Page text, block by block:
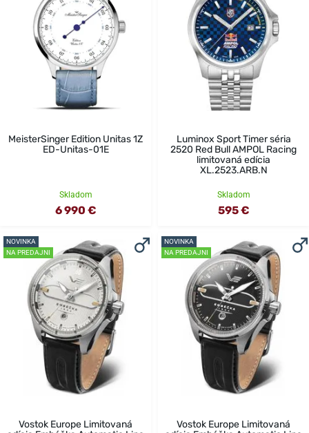
MeisterSinger Edition Unitas 1Z
ED-Unitas-01E
Skladom
6 990 €
Luminox Sport Timer séria
2520 Red Bull AMPOL Racing
limitovaná edícia
XL.2523.ARB.N
Skladom
595 €
NOVINKA
NA PREDAJNI
Vostok Europe Limitovaná
NOVINKA
NA PREDAJNI
Vostok Europe Limitovaná